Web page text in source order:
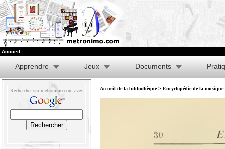
Accueil
Apprendre Jeux Documents
Rechercher sur metronimo.com avec Accueil de la bibliothèque> Encyclopédie de la